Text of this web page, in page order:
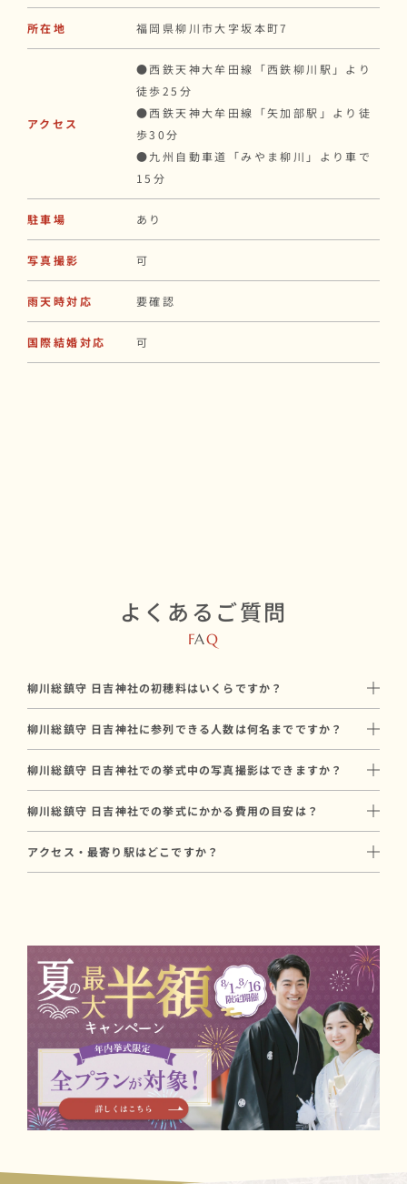
所在地 福岡県柳川市大字坂本町7
アクセス
●西鉄天神大牟田線「西鉄柳川駅」より
徒歩25分
●西鉄天神大牟田線「矢加部駅」より徒
歩30分
●九州自動車道「みやま柳川」より車で
15分
駐車場 あり
写真撮影 可
雨天時対応 要確認
国際結婚対応 可
よくあるご質問
FAQ
柳川総鎮守 日吉神社の初穂料はいくらですか？
神社に直接お納めいただく挙式のお礼で、和婚スタイルのプラン
料金とは別途必要です。
柳川総鎮守 日吉神社に参列できる人数は何名までですか？
参列人数に合わせたプランや会場のご提案も可能ですので、お気
柳川総鎮守 日吉神社での挙式中の写真撮影はできますか？
和婚スタイルでは和装に特化した経験豊富なカメラマンをご手配
柳川総鎮守 日吉神社での挙式にかかる費用の目安は？
写真撮影や会食を含むプランもあり、ご予算に合わせたご提案が
可能です。
アクセス・最寄り駅はどこですか？
駐車場もございます。